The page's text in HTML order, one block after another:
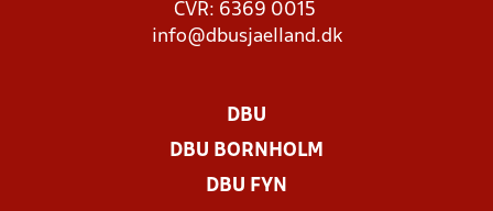
CVR: 6369 0015
info@dbusjaelland.dk
DBU
DBU BORNHOLM
DBU FYN